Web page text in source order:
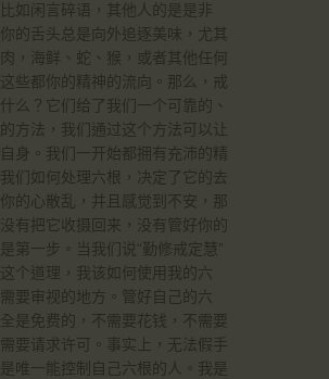
如闲言碎语，其他人的是是非
的舌头总是向外追逐美味，尤其
，海鲜、蛇、猴，或者其他任何
些都你的精神的流向。那么，戒
么？它们给了我们一个可靠的、
方法，我们通过这个方法可以让
身。我们一开始都拥有充沛的精
们如何处理六根，决定了它的去
的心散乱，并且感觉到不安，那
有把它收摄回来，没有管好你的
第一步。当我们说“勤修戒定慧”
个道理，我该如何使用我的六
要审视的地方。管好自己的六
是免费的，不需要花钱，不需要
要请求许可。事实上，无法假手
唯一能控制自己六根的人。我是